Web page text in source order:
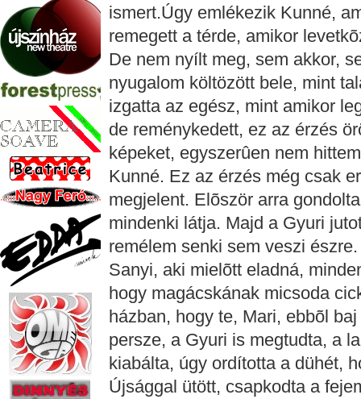
ismert.Úgy emlékezik Kunné,
remegett a térde, amikor
De nem nyílt meg, sem akkor,
nyugalom költözött bele, mint
izgatta az egész, mint amikor
de reménykedett, ez az érzés
képeket, egyszerûen nem
Kunné. Ez az érzés még csak
megjelent. Elõször arra
mindenki látja. Majd a Gyuri
remélem senki sem veszi
Sanyi, aki mielõtt eladná,
hogy magácskának micsoda
házban, hogy te, Mari, ebbõl
persze, a Gyuri is megtudta, a
kiabálta, úgy ordította a dühét,
Újsággal ütött, csapkodta a